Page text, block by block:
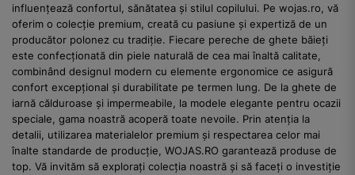
influențează confortul, sănătatea și stilul copilului. Pe wojas.ro, vă
oferim o colecție premium, creată cu pasiune și expertiză de un
producător polonez cu tradiție. Fiecare pereche de ghete băieți
este confecționată din piele naturală de cea mai înaltă calitate,
combinând designul modern cu elemente ergonomice ce asigură
confort excepțional și durabilitate pe termen lung. De la ghete de
iarnă călduroase și impermeabile, la modele elegante pentru ocazii
speciale, gama noastră acoperă toate nevoile. Prin atenția la
detalii, utilizarea materialelor premium și respectarea celor mai
înalte standarde de producție, WOJAS.RO garantează produse de
top. Vă invităm să explorați colecția noastră și să faceți o investiție